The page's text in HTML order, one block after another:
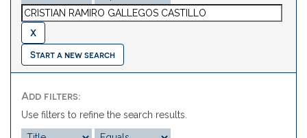
Start a new search
Add filters:
Use filters to refine the search results.